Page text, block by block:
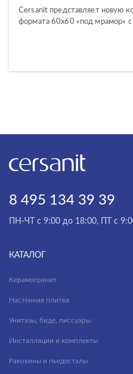
Cersanit представляет новую
формата 60х60 «под мрамор»
8 495 134 39 39
ПН-ЧТ с 9:00 до 18:00, ПТ с
КАТАЛОГ
Керамогранит
Настенная плитка
Унитазы, биде, писсуары
Инсталляции и комплекты
Раковины и пьедесталы